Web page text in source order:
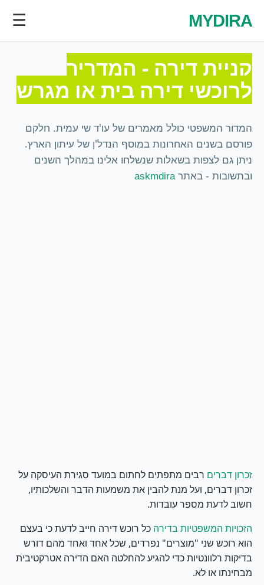
MYDIRA
☰
קניית דירה - המדריך
לרוכשי דירה בית או מגרש
המדור המשפטי כולל מאמרים של עו'ד שי עמית. חלקם
פורסם בשנים האחרונות במוסף הנדל'ן של עיתון הארץ.
ניתן גם לצפות בשאלות שנשלחו אלינו במהלך השנים
ובתשובות - באתר askmdira
זכרון דברים רבים מתפתים לחתום במועד סגירת העיסקה על
זכרון דברים, ועל מנת להבין את משמעות הדבר והשלכותיו,
חשוב לדעת מספר עובדות.
הזכויות המשפטיות בדירה כל רוכש דירה חייב לדעת כי בעצם
הוא רוכש שני "מוצרים" נפרדים, שכל אחד ואחד מהם דורש
בדיקות רלוונטיות כדי להגיע להחלטה האם הדירה אטרקטיבית
מבחינתו או לא.